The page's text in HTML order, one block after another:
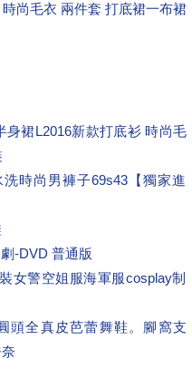
尚毛衣 兩件套 打底裙一布裙
裙L2016新款打底衫 時尚毛
時尚男褲子69s43【獨家進
-DVD 普通版
女警空姐服海軍服cosplay制
頭全真皮芭蕾舞鞋。腳窩支